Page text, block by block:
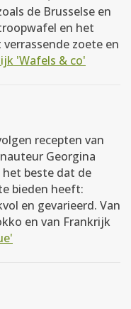
de Brusselse en
en het
zoete en
'Wafels & co'
recepten van
Georgina
beste dat de
bieden heeft:
en gevarieerd. Van
en van Frankrijk